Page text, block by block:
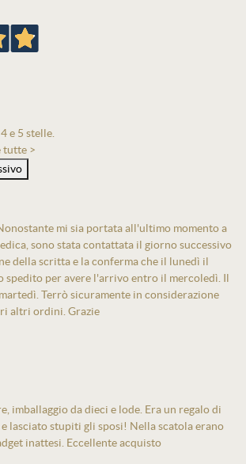
e 5 stelle.
tutte >
mi sia portata all'ultimo momento a
sono stata contattata il giorno successivo
della scritta e la conferma che il lunedì il
spedito per avere l'arrivo entro il mercoledì. Il
Terrò sicuramente in considerazione
altri ordini. Grazie
imballaggio da dieci e lode. Era un regalo di
e lasciato stupiti gli sposi! Nella scatola erano
inattesi. Eccellente acquisto